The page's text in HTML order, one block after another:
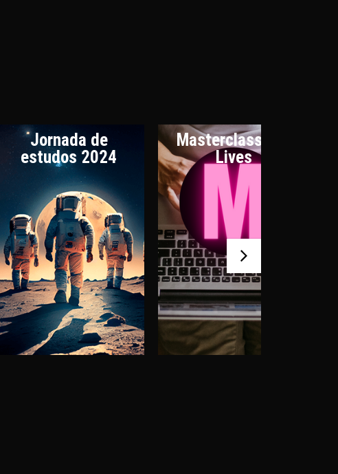
Jornada de
estudos 2024
Masterclasses e
Lives